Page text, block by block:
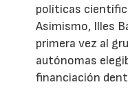
políticas
Asimismo, Illes
primera vez al
autónomas
financiación